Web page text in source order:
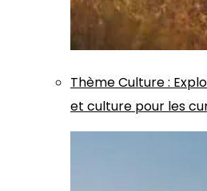
ThèmeCulture:
et culture pour les